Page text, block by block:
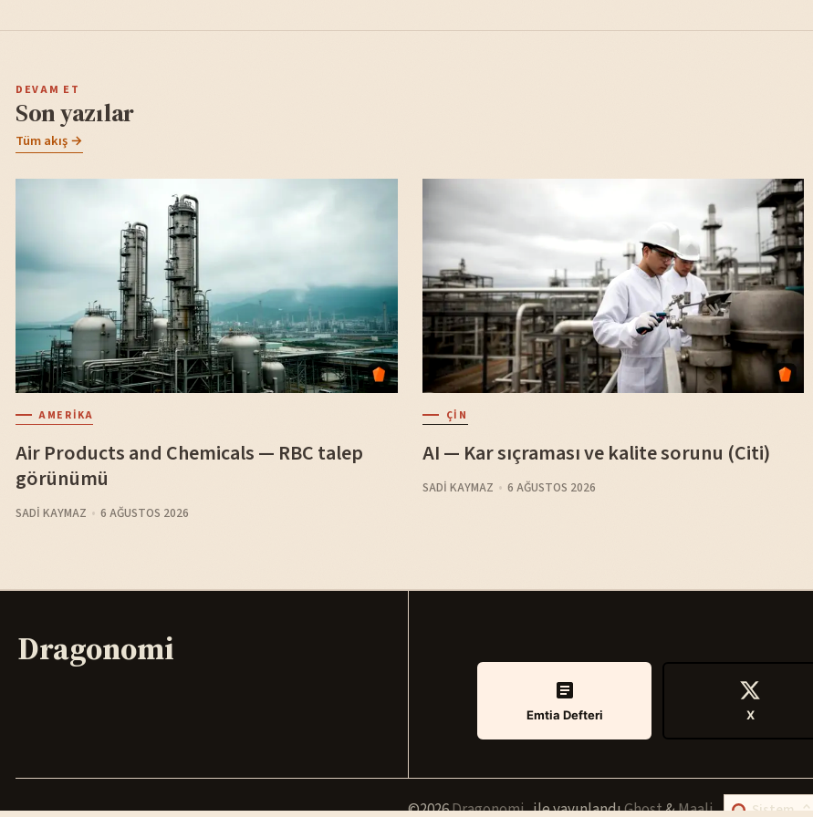
DEVAM ET
Son yazılar
Tüm akış →
AMERIKA
Air Products and Chemicals — RBC talep
görünümü
SADI KAYMAZ 6 AĞUSTOS 2026
ÇIN
AI — Kar sıçraması ve kalite sorunu (Citi)
SADI KAYMAZ 6 AĞUSTOS 2026
Dragonomi
Emtia Defteri X
©2026Dragonomi.ile yayınlandıGhost&Maali.